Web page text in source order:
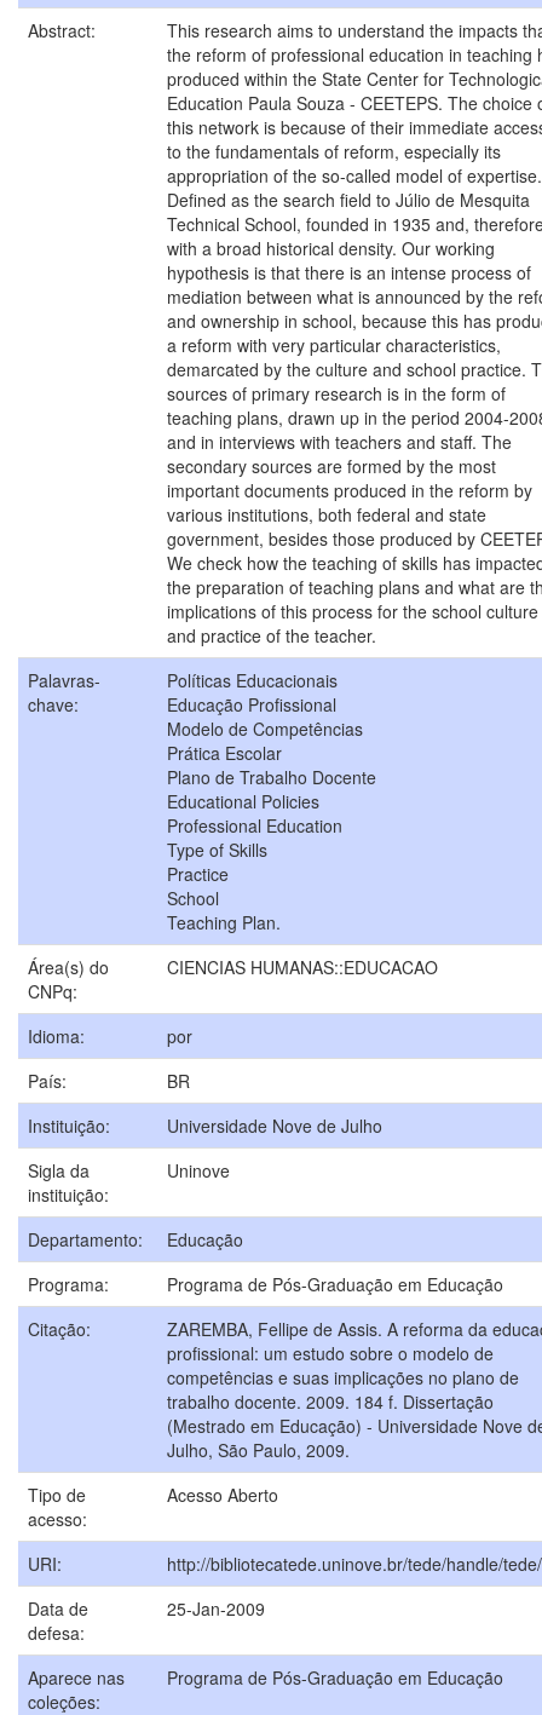
Abstract:
This research aims to understand the impacts
the reform of professional education in teaching
produced within the State Center for
Education Paula Souza - CEETEPS. The choice
this network is because of their immediate
to the fundamentals of reform, especially its
appropriation of the so-called model of expertise.
Defined as the search field to Júlio de Mesquita
Technical School, founded in 1935 and,
with a broad historical density. Our working
hypothesis is that there is an intense process of
mediation between what is announced by the
and ownership in school, because this has
a reform with very particular characteristics,
demarcated by the culture and school practice.
sources of primary research is in the form of
teaching plans, drawn up in the period 2004-
and in interviews with teachers and staff. The
secondary sources are formed by the most
important documents produced in the reform by
various institutions, both federal and state
government, besides those produced by
We check how the teaching of skills has
the preparation of teaching plans and what are
implications of this process for the school culture
and practice of the teacher.
Palavras-
chave:
Políticas Educacionais
Educação Profissional
Modelo de Competências
Prática Escolar
Plano de Trabalho Docente
Educational Policies
Professional Education
Type of Skills
Practice
School
Teaching Plan.
Área(s) do
CNPq:
CIENCIAS HUMANAS::EDUCACAO
Idioma:
por
País:
BR
Instituição:
Universidade Nove de Julho
Sigla da
instituição:
Uninove
Departamento:
Educação
Programa:
Programa de Pós-Graduação em Educação
Citação:
ZAREMBA, Fellipe de Assis. A reforma da
profissional: um estudo sobre o modelo de
competências e suas implicações no plano de
trabalho docente. 2009. 184 f. Dissertação
(Mestrado em Educação) - Universidade Nove
Julho, São Paulo, 2009.
Tipo de
acesso:
Acesso Aberto
URI:
http://bibliotecatede.uninove.br/tede/handle/
Data de
defesa:
25-Jan-2009
Aparece nas
coleções:
Programa de Pós-Graduação em Educação